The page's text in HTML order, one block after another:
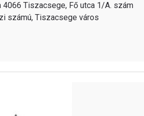
4066 Tiszacsege, Fő utca 1/A. szám
számú, Tiszacsege város